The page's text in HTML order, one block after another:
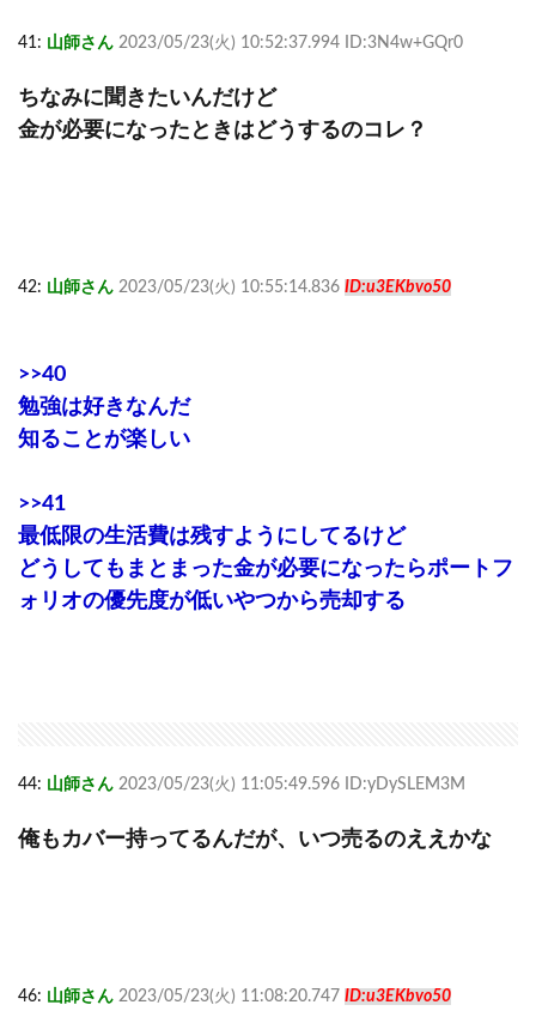
41: 山師さん 2023/05/23(火) 10:52:37.994 ID:3N4w+GQr0
ちなみに聞きたいんだけど
金が必要になったときはどうするのコレ？
42: 山師さん 2023/05/23(火) 10:55:14.836 ID:u3EKbvo50
>>40
勉強は好きなんだ
知ることが楽しい
>>41
最低限の生活費は残すようにしてるけど
どうしてもまとまった金が必要になったらポートフ
ォリオの優先度が低いやつから売却する
44: 山師さん 2023/05/23(火) 11:05:49.596 ID:yDySLEM3M
俺もカバー持ってるんだが、いつ売るのええかな
46: 山師さん 2023/05/23(火) 11:08:20.747 ID:u3EKbvo50